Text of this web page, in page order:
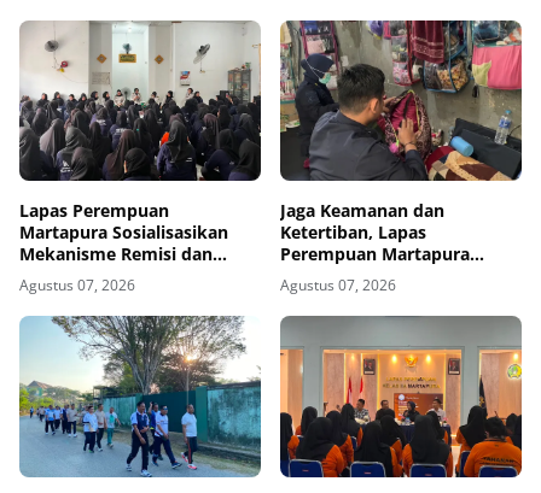
Lapas Perempuan
Martapura Sosialisasikan
Mekanisme Remisi dan
Integrasi kepada Warga
Binaan
Agustus 07, 2026
Jaga Keamanan dan
Ketertiban, Lapas
Perempuan Martapura
Intensifkan Razia di Blok
Maximum Security
Agustus 07, 2026